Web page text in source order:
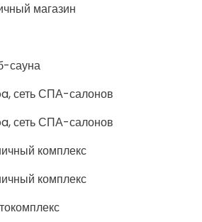
магазин
сауна
сеть СПА-салонов
сеть СПА-салонов
комплекс
комплекс